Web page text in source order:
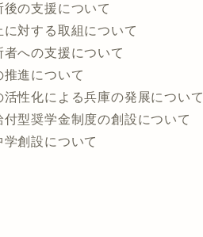
の支援について
に対する取組について
者への支援について
進について
性化による兵庫の発展について
型奨学金制度の創設について
創設について